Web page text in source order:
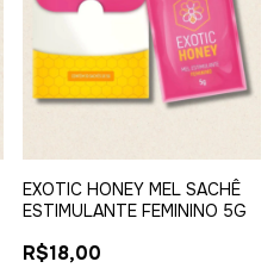
EXOTIC HONEY MEL SACHÊ
ESTIMULANTE FEMININO 5G
R$18,00